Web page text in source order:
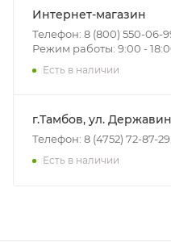
Интернет-магазин
Телефон: 8 (800) 550-06-
Режим работы: 9:00 -
Есть в наличии
г.Тамбов, ул.
Телефон: 8 (4752) 72-87-29,
Есть в наличии